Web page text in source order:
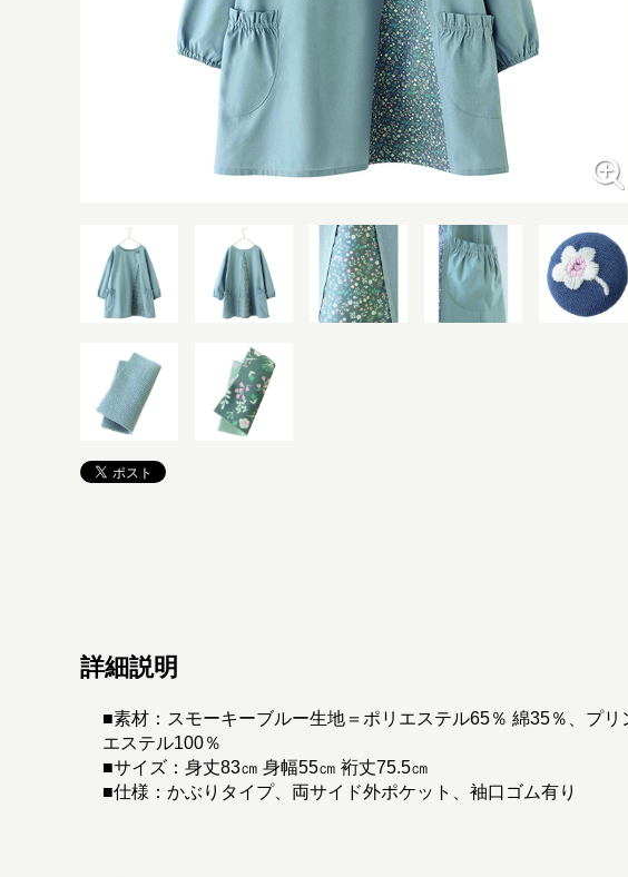
詳細説明
■素材：スモーキーブルー生地＝ポリエステル65％ 綿35％、プリ
エステル100％
■サイズ：身丈83㎝ 身幅55㎝ 裄丈75.5㎝
■仕様：かぶりタイプ、両サイド外ポケット、袖口ゴム有り